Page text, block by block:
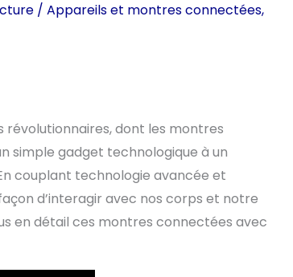
/ Appareils et montres connectées,
révolutionnaires, dont les montres
simple gadget technologique à un
couplant technologie avancée et
d’interagir avec nos corps et notre
en détail ces montres connectées avec